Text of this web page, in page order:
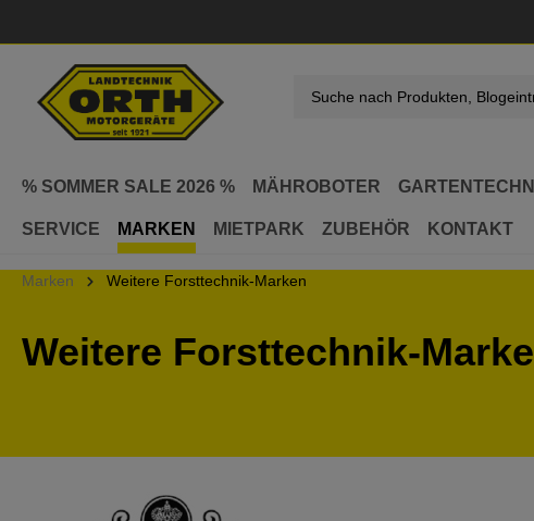
% SOMMER SALE 2026 % MÄHROBOTER
SERVICE MARKEN MIETPARK ZUBEHÖR KONTAKT
Marken Weitere Forsttechnik-Marken
Weitere Forsttechnik-